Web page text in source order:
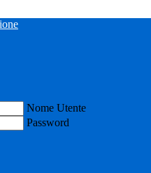
Nome Utente
Password